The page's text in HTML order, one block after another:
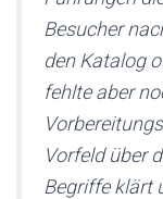
Besucher
den Katalog
fehlte aber
Vorfeld über
Begriffe klärt